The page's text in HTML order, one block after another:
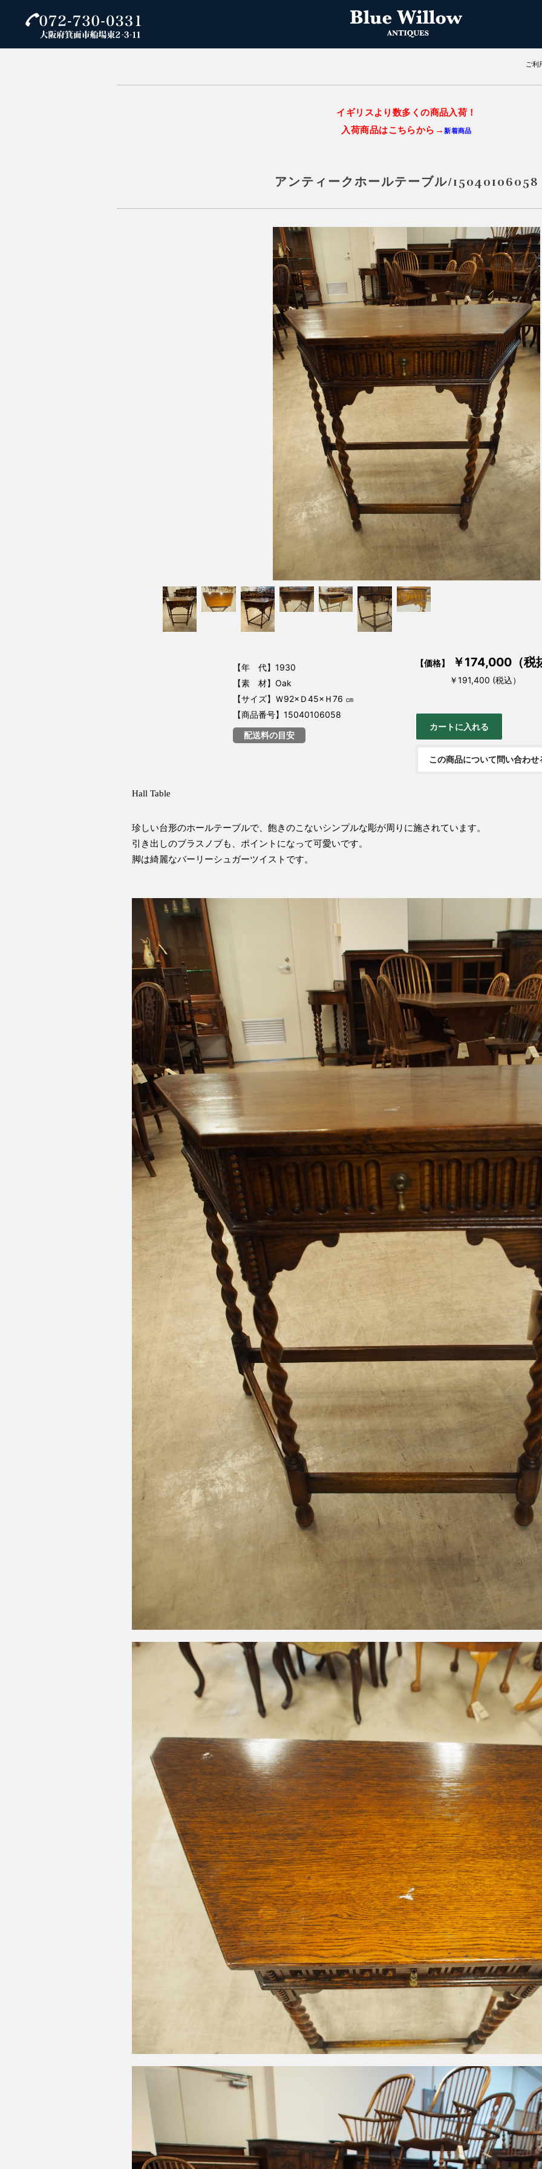
ご利
イギリスより数多くの商品入荷！
入荷商品はこちらから→新着商品
アンティークホールテーブル/15040106058
【年 代】1930
【素 材】Oak
【サイズ】Ｗ92×Ｄ45×Ｈ76 ㎝
【商品番号】15040106058
配送料の目安
【価格】 ￥174,000（税
￥191,400 (税込）
この商品について問い合わせ
Hall Table
珍しい台形のホールテーブルで、飽きのこないシンプルな彫が周りに施されています。
引き出しのブラスノブも、ポイントになって可愛いです。
脚は綺麗なバーリーシュガーツイストです。